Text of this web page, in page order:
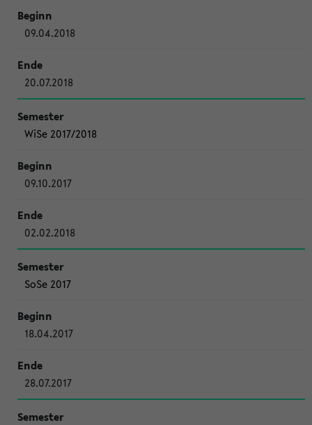
09.04.2018
20.07.2018
WiSe 2017/2018
09.10.2017
02.02.2018
SoSe 2017
18.04.2017
28.07.2017